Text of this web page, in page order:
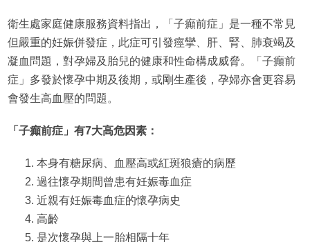
衛生處家庭健康服務資料指出，「子癲前症」是一種不常見
但嚴重的妊娠併發症，此症可引發痙攣、肝、腎、肺衰竭及
凝血問題，對孕婦及胎兒的健康和性命構成威脅。「子癲前
症」多發於懷孕中期及後期，或剛生產後，孕婦亦會更容易
會發生高血壓的問題。
「子癲前症」有7大高危因素：
本身有糖尿病、血壓高或紅斑狼瘡的病歷
過往懷孕期間曾患有妊娠毒血症
近親有妊娠毒血症的懷孕病史
高齡
是次懷孕與上一胎相隔十年